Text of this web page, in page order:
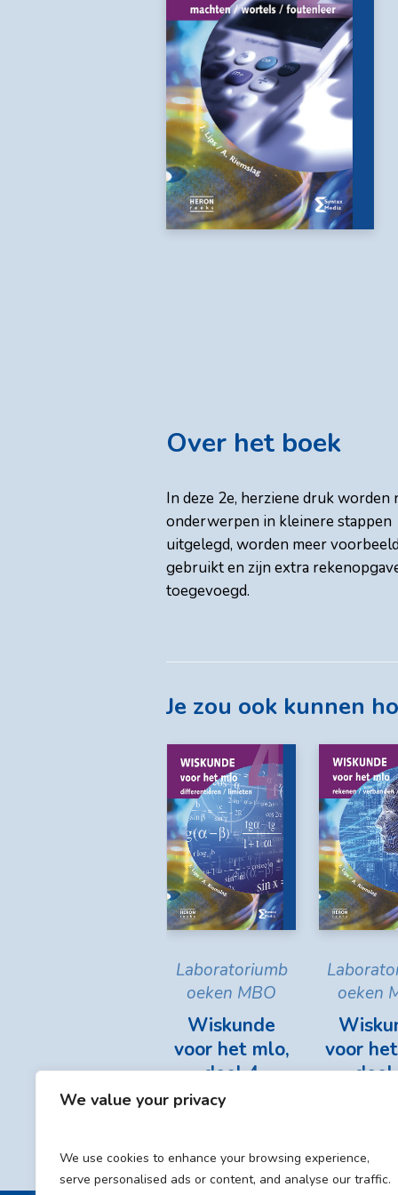
We value your privacy
We use cookies to enhance your browsing experience,
serve personalised ads or content, and analyse our traffic.
Over het boek
In deze 2e, herziene druk worden
onderwerpen in kleinere stappen
uitgelegd, worden meer
gebruikt en zijn extra
toegevoegd.
Je zou ook kunnen
Laboratoriumb
oeken MBO
Wiskunde
voor het mlo,
deel 4
€30,25
oeken
voor